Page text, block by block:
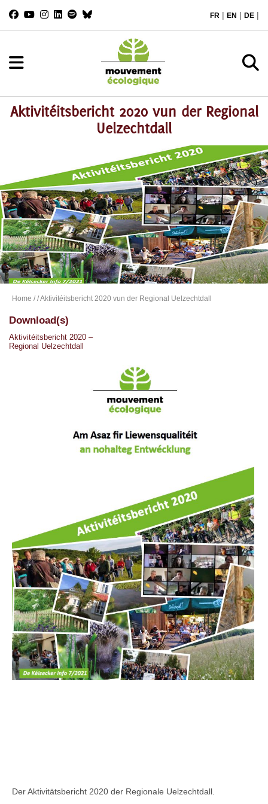
FR | EN | DE |
Aktivitéitsbericht 2020 vun der Regional
Uelzechtdall
Home // Aktivitéitsbericht 2020 vun der Regional Uelzechtdall
Download(s)
Aktivitéitsbericht 2020 –
Regional Uelzechtdall
Der Aktivitätsbericht 2020 der Regionale Uelzechtdall.